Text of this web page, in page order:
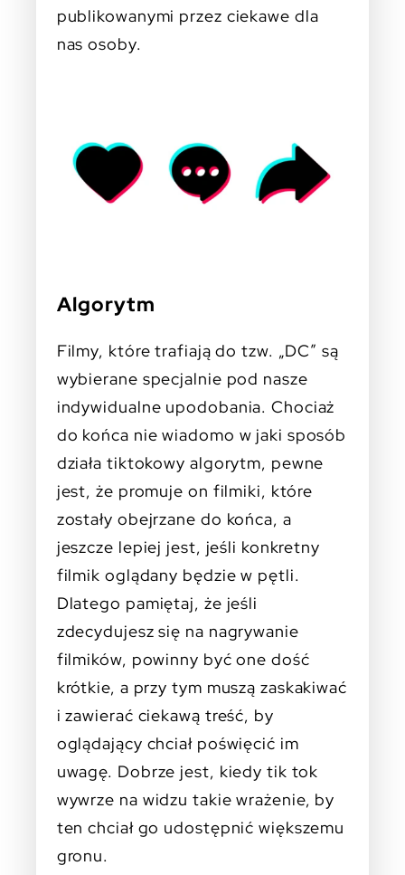
publikowanymi przez ciekawe dla
nas osoby.
Algorytm
Filmy, które trafiają do tzw. „DC” są
wybierane specjalnie pod nasze
indywidualne upodobania. Chociaż
do końca nie wiadomo w jaki sposób
działa tiktokowy algorytm, pewne
jest, że promuje on filmiki, które
zostały obejrzane do końca, a
jeszcze lepiej jest, jeśli konkretny
filmik oglądany będzie w pętli.
Dlatego pamiętaj, że jeśli
zdecydujesz się na nagrywanie
filmików, powinny być one dość
krótkie, a przy tym muszą zaskakiwać
i zawierać ciekawą treść, by
oglądający chciał poświęcić im
uwagę. Dobrze jest, kiedy tik tok
wywrze na widzu takie wrażenie, by
ten chciał go udostępnić większemu
gronu.